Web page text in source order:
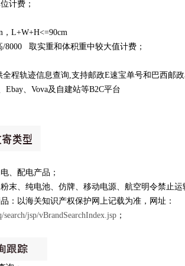
计费；
L+W+H<=90cm
取实重和体积重中较大值计费；
程轨迹信息查询,支持邮政E速宝单号和巴西邮
、Vova及自建站等B2C平台
、配电产品；
末、纯电池、仿牌、移动电源、航空明令禁止运
：以海关知识产权保护网上记载为准，网址：
jsp/vBrandSearchIndex.jsp；